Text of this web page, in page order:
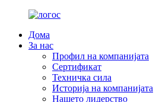
Дома
За нас
Профил на компанијата
Сертификат
Техничка сила
Историја на компанијата
Нашето лидерство